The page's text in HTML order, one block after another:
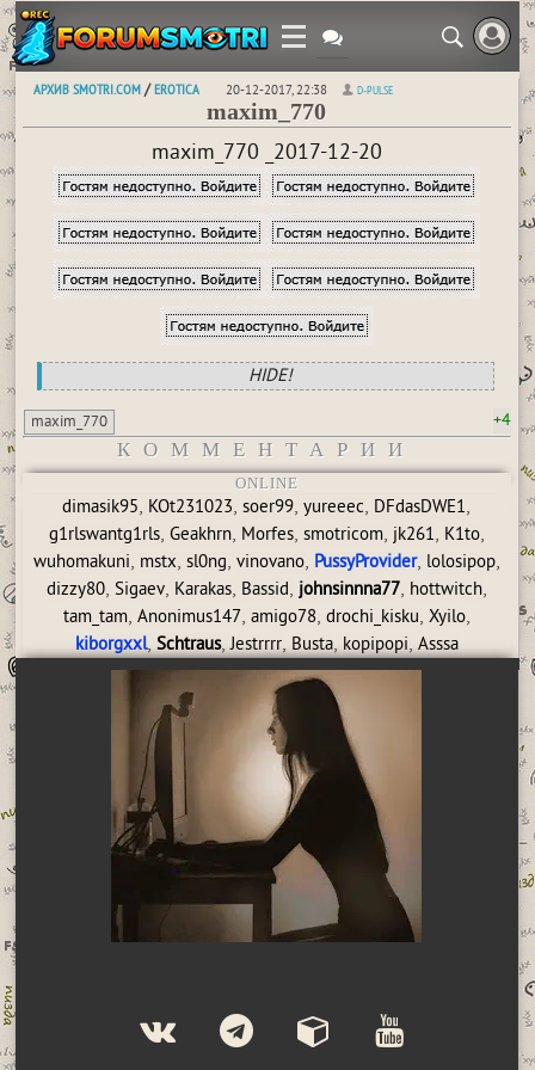
АРХИВ SMOTRI.COM /EROTICA 20-12-2017, 22:38 D-PULSE
maxim_770
maxim_770 _2017-12-20
HIDE!
maxim_770 +4
КОММЕНТАРИИ
ONLINE
dimasik95, KOt231023,soer99,yureeec, DFdasDWE1,
g1rlswantg1rls, Geakhrn, Morfes, smotricom, jk261, K1to,
wuhomakuni, mstx, sl0ng, vinovano, PussyProvider, lolosipop,
dizzy80, Sigaev, Karakas, Bassid, johnsinnna77, hottwitch,
tam_tam, Anonimus147, amigo78, drochi_kisku, Xyilo,
kiborgxxl, Schtraus,Jestrrrr, Busta, kopipopi, Asssa